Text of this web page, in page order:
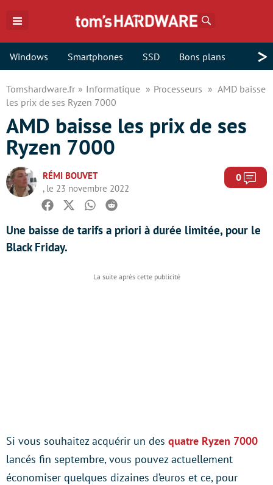
Windows Smartphones SSD Bons plans >
Tomshardware.fr Informatique Processeurs
AMD baisse
les prix de ses Ryzen 7000
AMD baisse les prix de ses
Ryzen 7000
RÉMI BOUVET
, le 23 novembre 2022
0
Facebook
TwitterWhatsapp
Reddit
Une baisse de tarifs a priori à durée limitée, pour le
Black Friday.
Si vous souhaitez acquérir un des quatre Ryzen 7000
lancés fin septembre, vous pouvez actuellement
économiser quelques dizaines d’euros et ce, pour